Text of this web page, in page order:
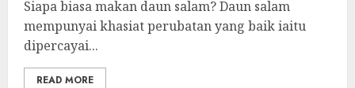
Siapa biasa makan daun salam? Daun salam
mempunyai khasiat perubatan yang baik iaitu
dipercayai...
READ MORE